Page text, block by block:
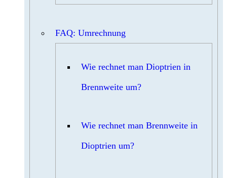
FAQ: Umrechnung
Wie rechnet man Dioptrien in
Brennweite um?
Wie rechnet man Brennweite in
Dioptrien um?